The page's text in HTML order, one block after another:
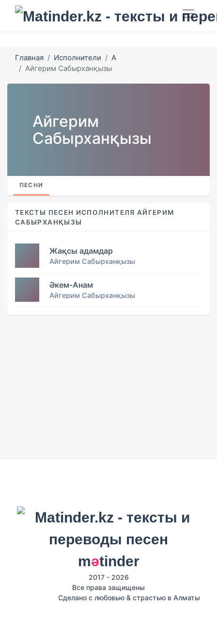
Главная Исполнители
А
Айгерим Сабырханқызы
Айгерим
Сабырханқызы
ПЕСНИ
ТЕКСТЫ ПЕСЕН ИСПОЛНИТЕЛЯ АЙГЕРИМ
САБЫРХАНҚЫЗЫ
Жақсы адамдар
Айгерим Сабырханқызы
Әкем-Анам
Айгерим Сабырханқызы
mәtinder
2017 - 2026
Все права защищены
Сделано с любовью & страстью в Алматы